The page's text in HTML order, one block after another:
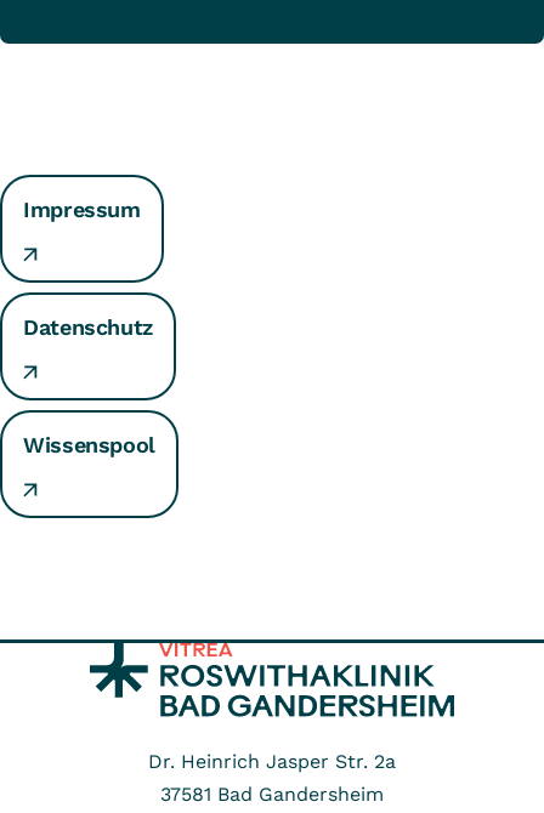
Impressum
Datenschutz
Wissenspool
Dr. Heinrich Jasper Str. 2a
37581 Bad Gandersheim